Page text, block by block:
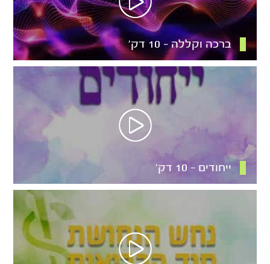
ברכה וקללה – 10 דק’
ייחודים – 10 דק’